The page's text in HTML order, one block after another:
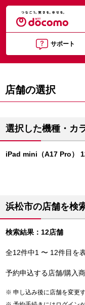
サポート
店舗の選択
選択した機種・カ
iPad mini（A17 Pro）
浜松市の店舗を検
検索結果：12店舗
全12件中1 〜 12件目を
予約申込する店舗/購入
申し込み後に店舗を変更